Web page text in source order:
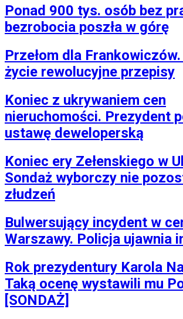
Ponad 900 tys. osób bez
bezrobocia poszła w górę
Przełom dla Frankowiczów.
życie rewolucyjne przepisy
Koniec z ukrywaniem cen
nieruchomości. Prezydent
ustawę deweloperską
Koniec ery Zełenskiego w
Sondaż wyborczy nie
złudzeń
Bulwersujący incydent w
Warszawy. Policja ujawnia
Rok prezydentury Karola
Taką ocenę wystawili mu
[SONDAŻ]